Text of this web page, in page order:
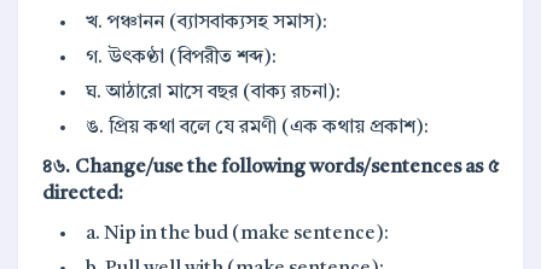
খ. পঞ্চানন (ব্যাসবাক্যসহ সমাস):
গ. উৎকণ্ঠা (বিপরীত শব্দ):
ঘ. আঠারো মাসে বছর (বাক্য রচনা):
ঙ. প্রিয় কথা বলে যে রমণী (এক কথায় প্রকাশ):
৪৬. Change/use the following words/sentences as
directed:
৫
a. Nip in the bud (make sentence):